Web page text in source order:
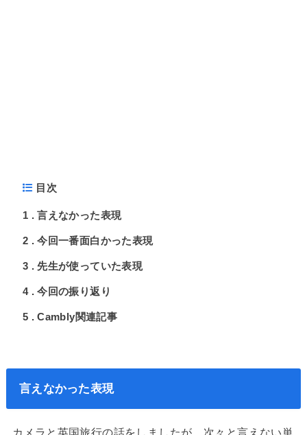
目次
1 言えなかった表現
2 今回一番面白かった表現
3 先生が使っていた表現
4 今回の振り返り
5 Cambly関連記事
言えなかった表現
カメラと英国旅行の話をしましたが、次々と言えない単